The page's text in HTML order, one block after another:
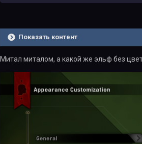
Показать контент
Митал миталом, а какой же эльф без